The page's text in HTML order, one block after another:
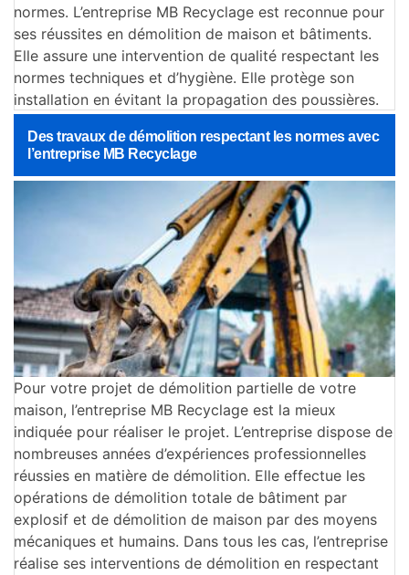
normes. L’entreprise MB Recyclage est reconnue pour
ses réussites en démolition de maison et bâtiments.
Elle assure une intervention de qualité respectant les
normes techniques et d’hygiène. Elle protège son
installation en évitant la propagation des poussières.
Des travaux de démolition respectant les normes avec
l’entreprise MB Recyclage
Pour votre projet de démolition partielle de votre
maison, l’entreprise MB Recyclage est la mieux
indiquée pour réaliser le projet. L’entreprise dispose de
nombreuses années d’expériences professionnelles
réussies en matière de démolition. Elle effectue les
opérations de démolition totale de bâtiment par
explosif et de démolition de maison par des moyens
mécaniques et humains. Dans tous les cas, l’entreprise
réalise ses interventions de démolition en respectant